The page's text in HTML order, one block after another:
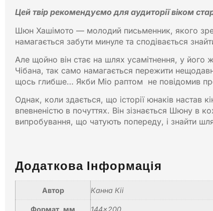
Цей твір рекомендуємо для аудиторії віком
Шюн Хашімото — молодий письменник, якого
намагається забути минуле та сподівається
Але щойно він стає на шлях усамітнення, у його
Чібана, так само намагається пережити
щось глибше… Якби Міо раптом не повідомив
Однак, коли здається, що історії юнаків настав
впевненістю в почуттях. Він зізнається Шюну в
випробування, що чатують попереду, і знайти
Додаткова Інформація
Автор Канна Кіі
Формат, мм 144×200